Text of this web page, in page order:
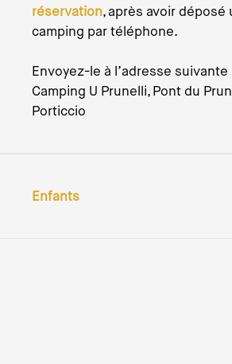
réservation, après avoir déposé
camping par téléphone.
Envoyez-le à l’adresse suivante
Camping U Prunelli, Pont du
Porticcio
Enfants